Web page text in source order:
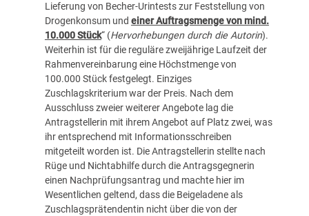
Lieferung von Becher-Urintests zur Feststellung von
Drogenkonsum und einer Auftragsmenge von mind.
10.000 Stück“ (Hervorhebungen durch die Autorin).
Weiterhin ist für die reguläre zweijährige Laufzeit der
Rahmenvereinbarung eine Höchstmenge von
100.000 Stück festgelegt. Einziges
Zuschlagskriterium war der Preis. Nach dem
Ausschluss zweier weiterer Angebote lag die
Antragstellerin mit ihrem Angebot auf Platz zwei, was
ihr entsprechend mit Informationsschreiben
mitgeteilt worden ist. Die Antragstellerin stellte nach
Rüge und Nichtabhilfe durch die Antragsgegnerin
einen Nachprüfungsantrag und machte hier im
Wesentlichen geltend, dass die Beigeladene als
Zuschlagsprätendentin nicht über die von der